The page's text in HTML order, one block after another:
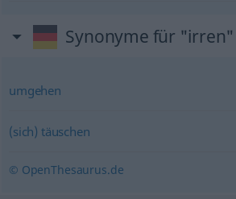
Synonyme für "irren"
umgehen
(sich) täuschen
© OpenThesaurus.de